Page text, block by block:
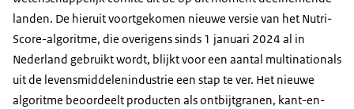
landen. De hieruit voortgekomen nieuwe versie van het Nutri-
Score-algoritme, die overigens sinds 1 januari 2024 al in
Nederland gebruikt wordt, blijkt voor een aantal multinationals
uit de levensmiddelenindustrie een stap te ver. Het nieuwe
algoritme beoordeelt producten als ontbijtgranen, kant-en-